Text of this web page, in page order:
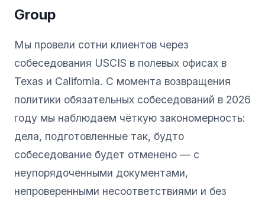
Group
Мы провели сотни клиентов через
собеседования USCIS в полевых офисах в
Texas и California. С момента возвращения
политики обязательных собеседований в 2026
году мы наблюдаем чёткую закономерность:
дела, подготовленные так, будто
собеседование будет отменено — с
неупорядоченными документами,
непроверенными несоответствиями и без